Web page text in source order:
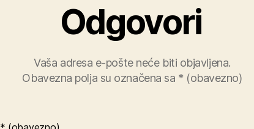
Odgovori
Vaša adresa e-pošte neće biti objavljena.
Obavezna polja su označena sa * (obavezno)